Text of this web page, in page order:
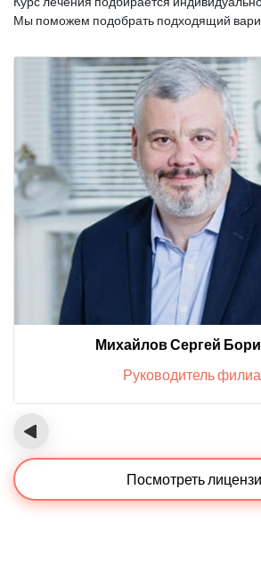
Мы поможем подобрать подходящий
Михайлов Сергей
Руководитель
‹
Посмотреть